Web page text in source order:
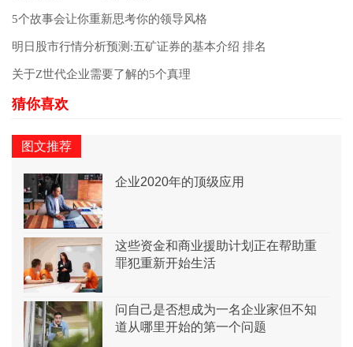
5个故事会让你重新思考你的领导风格
明日股市行情分析预测:五矿证券的基本介绍 排名
关于Z世代企业需要了解的5个真理
图文推荐
企业2020年的顶级应用
这些资金和商业援助计划正在帮助重
罪犯重新开始生活
问自己是否想成为一名企业家但不知
道从哪里开始的第一个问题